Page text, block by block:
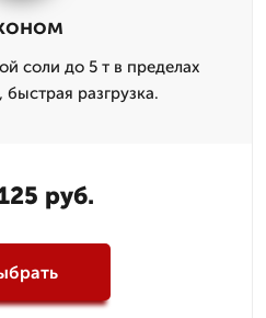
соли до 5 т в пределах
быстрая разгрузка.
руб.